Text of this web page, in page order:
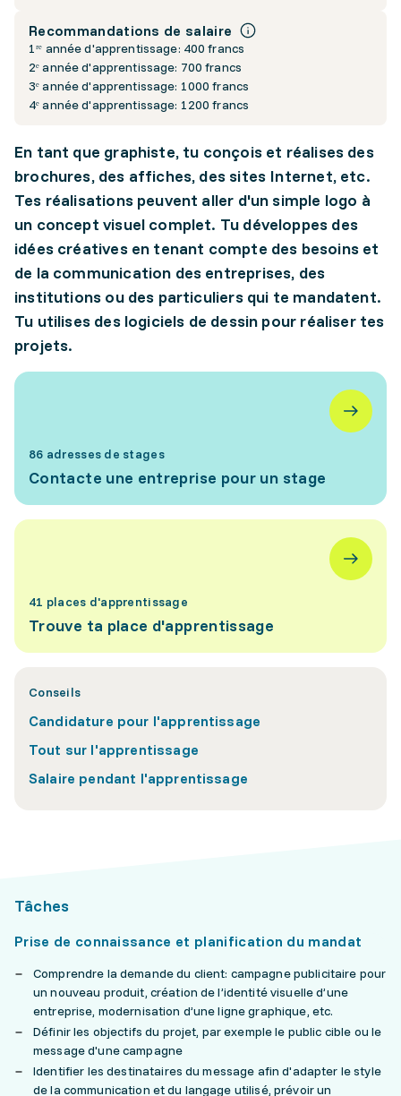
Recommandations de salaire
1ʳᵉ année d'apprentissage: 400 francs
2ᵉ année d'apprentissage: 700 francs
3ᵉ année d'apprentissage: 1000 francs
4ᵉ année d'apprentissage: 1200 francs
En tant que graphiste, tu conçois et réalises des
brochures, des affiches, des sites Internet, etc.
Tes réalisations peuvent aller d'un simple logo à
un concept visuel complet. Tu développes des
idées créatives en tenant compte des besoins et
de la communication des entreprises, des
institutions ou des particuliers qui te mandatent.
Tu utilises des logiciels de dessin pour réaliser tes
projets.
86 adresses de stages
Contacte une entreprise pour un stage
41 places d'apprentissage
Trouve ta place d'apprentissage
Conseils
Candidature pour l'apprentissage
Tout sur l'apprentissage
Salaire pendant l'apprentissage
Tâches
Prise de connaissance et planification du mandat
Comprendre la demande du client: campagne publicitaire pour
un nouveau produit, création de l’identité visuelle d’une
entreprise, modernisation d’une ligne graphique, etc.
Définir les objectifs du projet, par exemple le public cible ou le
message d'une campagne
Identifier les destinataires du message afin d'adapter le style
de la communication et du langage utilisé, prévoir un